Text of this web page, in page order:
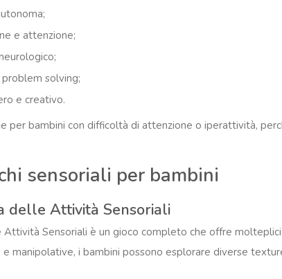
e attenzione;
solving;
e creativo.
per bambini con difficoltà di attenzione o iperattività,
sensoriali per bambini
delle Attività Sensoriali
Sensoriali è un gioco completo che offre
manipolative, i bambini possono esplorare diverse